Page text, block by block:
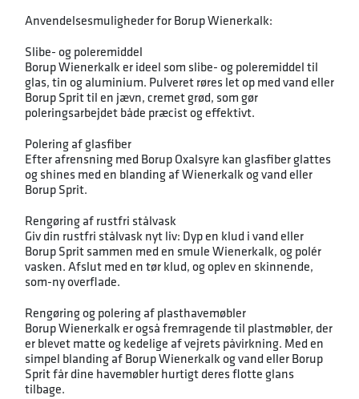
Anvendelsesmuligheder for Borup Wienerkalk:
Slibe- og poleremiddel
Borup Wienerkalk er ideel som slibe- og poleremiddel til
glas, tin og aluminium. Pulveret røres let op med vand eller
Borup Sprit til en jævn, cremet grød, som gør
poleringsarbejdet både præcist og effektivt.
Polering af glasfiber
Efter afrensning med Borup Oxalsyre kan glasfiber glattes
og shines med en blanding af Wienerkalk og vand eller
Borup Sprit.
Rengøring af rustfri stålvask
Giv din rustfri stålvask nyt liv: Dyp en klud i vand eller
Borup Sprit sammen med en smule Wienerkalk, og polér
vasken. Afslut med en tør klud, og oplev en skinnende,
som-ny overflade.
Rengøring og polering af plasthavemøbler
Borup Wienerkalk er også fremragende til plastmøbler, der
er blevet matte og kedelige af vejrets påvirkning. Med en
simpel blanding af Borup Wienerkalk og vand eller Borup
Sprit får dine havemøbler hurtigt deres flotte glans
tilbage.